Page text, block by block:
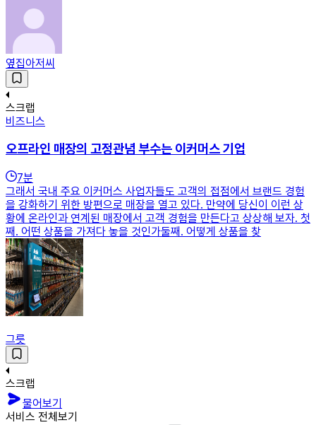
옆집아저씨
스크랩
비즈니스
오프라인 매장의 고정관념 부수는 이커머스 기업
7분
그래서 국내 주요 이커머스 사업자들도 고객의 접점에서 브랜드 경험
을 강화하기 위한 방편으로 매장을 열고 있다. 만약에 당신이 이런 상
황에 온라인과 연계된 매장에서 고객 경험을 만든다고 상상해 보자. 첫
째. 어떤 상품을 가져다 놓을 것인가둘째. 어떻게 상품을 찾
그릇
스크랩
물어보기
서비스 전체보기